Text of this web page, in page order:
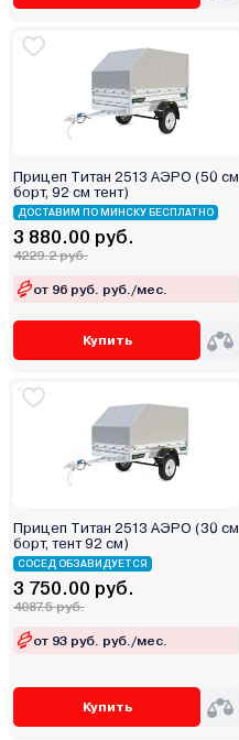
Прицеп Титан 2513 АЭРО (50 см
борт, 92 см тент)
ДОСТАВИМ ПО МИНСКУ БЕСПЛАТНО
3 880.00 руб.
4229.2 руб.
от 96 руб. руб./мес.
Купить
Прицеп Титан 2513 АЭРО (30 см
борт, тент 92 см)
СОСЕД ОБЗАВИДУЕТСЯ
3 750.00 руб.
4087.5 руб.
от 93 руб. руб./мес.
Купить